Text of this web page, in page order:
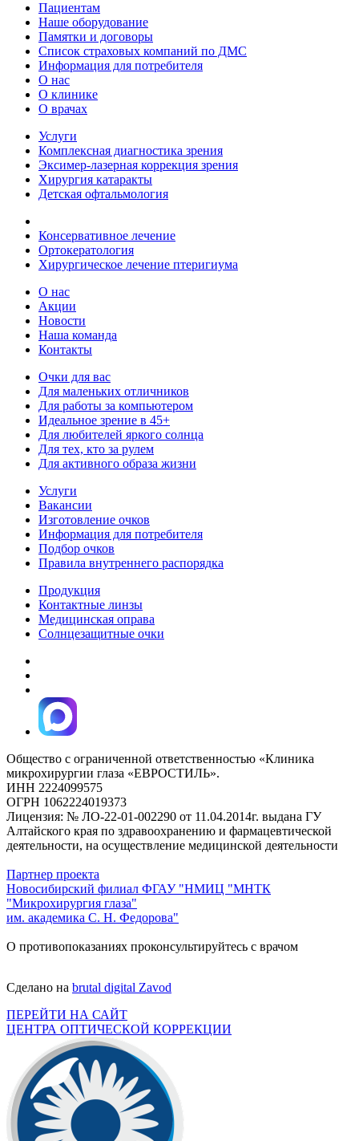
Пациентам
Наше оборудование
Памятки и договоры
Список страховых компаний по ДМС
Информация для потребителя
О нас
О клинике
О врачах
Услуги
Комплексная диагностика зрения
Эксимер-лазерная коррекция зрения
Хирургия катаракты
Детская офтальмология
Консервативное лечение
Ортокератология
Хирургическое лечение птеригиума
О нас
Акции
Новости
Наша команда
Контакты
Очки для вас
Для маленьких отличников
Для работы за компьютером
Идеальное зрение в 45+
Для любителей яркого солнца
Для тех, кто за рулем
Для активного образа жизни
Услуги
Вакансии
Изготовление очков
Информация для потребителя
Подбор очков
Правила внутреннего распорядка
Продукция
Контактные линзы
Медицинская оправа
Солнцезащитные очки
Общество с ограниченной ответственностью «Клиника
микрохирургии глаза «ЕВРОСТИЛЬ».
ИНН 2224099575
ОГРН 1062224019373
Лицензия: № ЛО-22-01-002290 от 11.04.2014г. выдана ГУ
Алтайского края по здравоохранению и фармацевтической
деятельности, на осуществление медицинской деятельности
Партнер проекта
Новосибирский филиал ФГАУ "НМИЦ "МНТК
"Микрохирургия глаза"
им. академика С. Н. Федорова"
О противопоказаниях проконсультируйтесь с врачом
Сделано на brutal digital Zavod
ПЕРЕЙТИ НА САЙТ
ЦЕНТРА ОПТИЧЕСКОЙ КОРРЕКЦИИ